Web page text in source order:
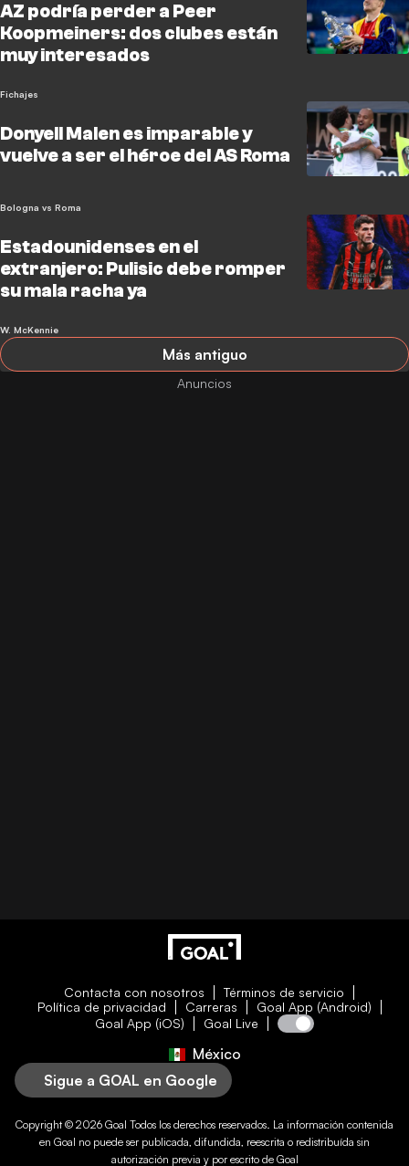
AZ podría perder a Peer
Koopmeiners: dos clubes están
muy interesados
Fichajes
Donyell Malen es imparable y
vuelve a ser el héroe del AS Roma
Bologna vs Roma
Estadounidenses en el
extranjero: Pulisic debe romper
su mala racha ya
W. McKennie
Más antiguo
Contacta con nosotros
Términos de servicio
Política de privacidad
Carreras
Goal App (Android)
Goal App (iOS)
Goal Live
México
Sigue a GOAL en Google
Copyright © 2026 Goal Todos los derechos reservados. La información contenida
en Goal no puede ser publicada, difundida, reescrita o redistribuída sin
autorización previa y por escrito de Goal